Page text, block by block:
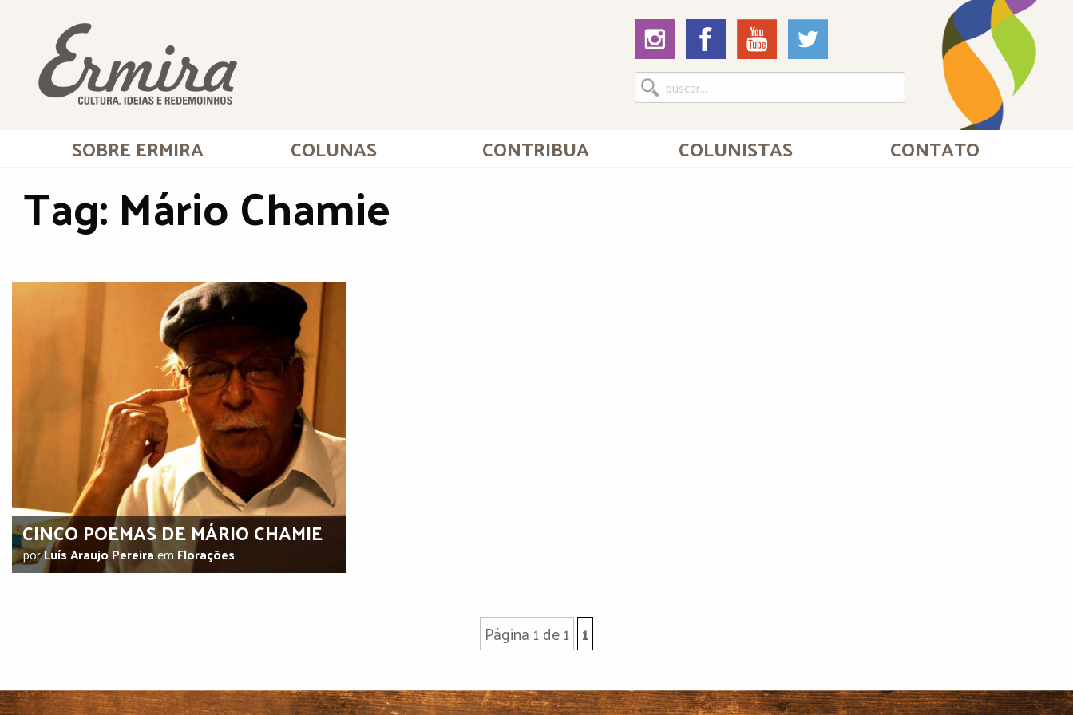
SOBRE ERMIRA COLUNAS CONTRIBUA COLUNISTAS CONTATO
Tag:Mário Chamie
CINCO POEMAS DE MÁRIO CHAMIE
porLuís Araujo Pereiraem Florações
Página 1 de 1 1